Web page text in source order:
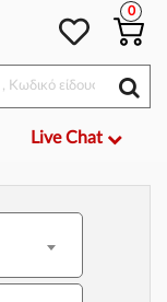
0
Live Chat